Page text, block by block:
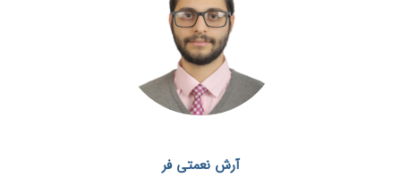
آرش نعمتی فر